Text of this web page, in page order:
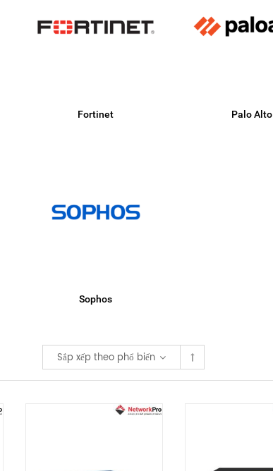
Fortinet Palo Alto
Sophos
Sắp xếp theo phổ biến